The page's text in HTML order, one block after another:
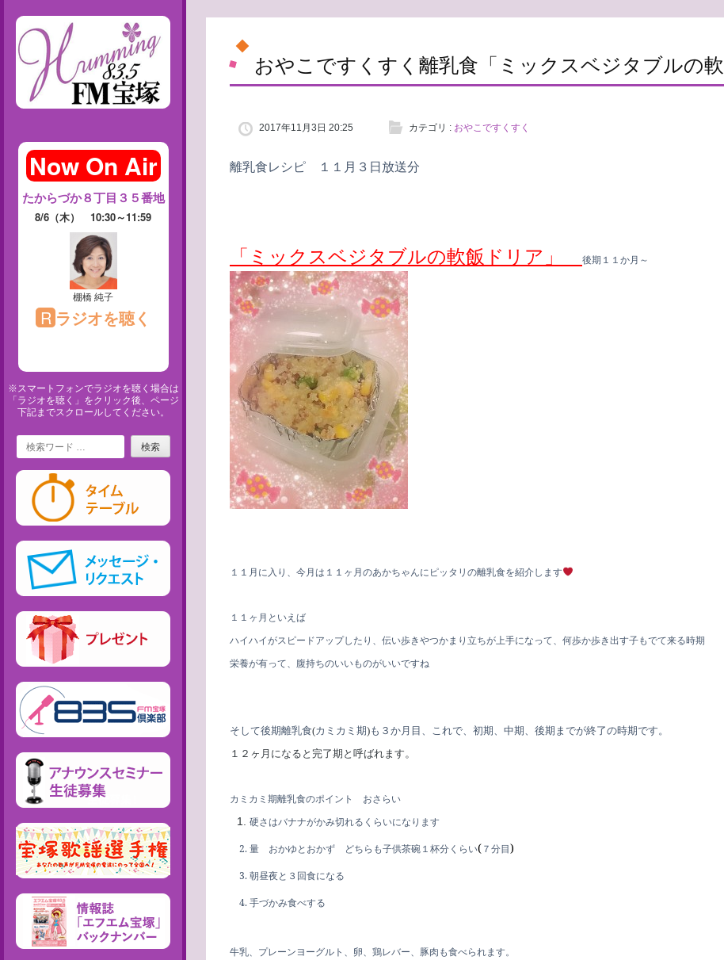
※スマートフォンでラジオを聴く場合は
「ラジオを聴く」をクリック後、ページ
下記までスクロールしてください。
Search
おやこですくすく離乳食「ミックスベジタブルの軟
2017年11月3日 20:25 カテゴリ : おやこですくすく
離乳食レシピ １１月３日放送分
「ミックスベジタブルの軟飯ドリア」 後期１１か月～
１１月に入り、今月は１１ヶ月のあかちゃんにピッタリの離乳食を紹介します
１１ヶ月といえば
ハイハイがスピードアップしたり、伝い歩きやつかまり立ちが上手になって、何歩か歩き出す子もでて来る時期
栄養が有って、腹持ちのいいものがいいですね
そして後期離乳食(カミカミ期)も３か月目、これで、初期、中期、後期までが終了の時期です。
１２ヶ月になると完了期と呼ばれます。
カミカミ期離乳食のポイント おさらい
硬さはバナナがかみ切れるくらいになります
量 おかゆとおかず どちらも子供茶碗１杯分くらい(７分目)
朝昼夜と３回食になる
手づかみ食べする
牛乳、プレーンヨーグルト、卵、鶏レバー、豚肉も食べられます。